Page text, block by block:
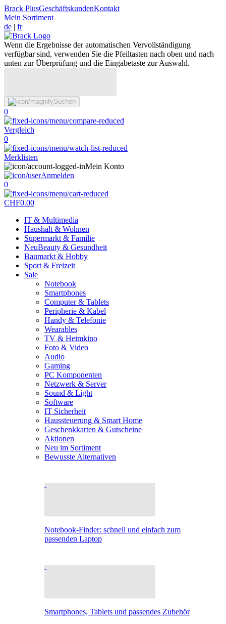
Brack PlusGeschäftskundenKontakt
Mein Sortiment
de | fr
Wenn die Ergebnisse der automatischen Vervollständigung
verfügbar sind, verwenden Sie die Pfeiltasten nach oben und nach
unten zur Überprüfung und die Eingabetaste zur Auswahl.
Suchen
0
Vergleich
0
Merklisten
Mein Konto
Anmelden
0
CHF0.00
IT & Multimedia
Haushalt & Wohnen
Supermarkt & Familie
NeuBeauty & Gesundheit
Baumarkt & Hobby
Sport & Freizeit
Sale
Notebook
Smartphones
Computer & Tablets
Peripherie & Kabel
Handy & Telefonie
Wearables
TV & Heimkino
Foto & Video
Audio
Gaming
PC Komponenten
Netzwerk & Server
Sound & Light
Software
IT Sicherheit
Haussteuerung & Smart Home
Geschenkkarten & Gutscheine
Aktionen
Neu im Sortiment
Bewusste Alternativen
Notebook-Finder: schnell und einfach zum
passenden Laptop
Smartphones, Tablets und passendes Zubehör